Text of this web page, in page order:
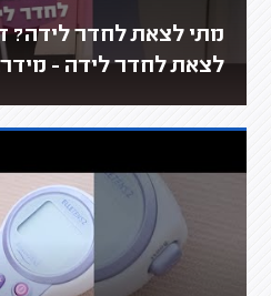
מתי לצאת לחדר לידה?
לצאת לחדר לידה -